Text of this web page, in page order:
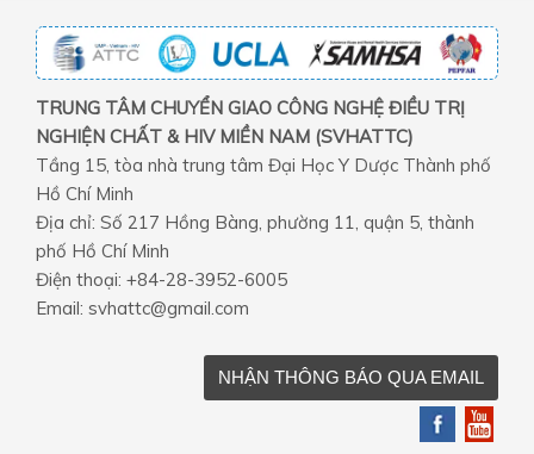
TRUNG TÂM CHUYỂN GIAO CÔNG NGHỆ ĐIỀU TRỊ
NGHIỆN CHẤT & HIV MIỀN NAM (SVHATTC)
Tầng 15, tòa nhà trung tâm Đại Học Y Dược Thành phố
Hồ Chí Minh
Địa chỉ: Số 217 Hồng Bàng, phường 11, quận 5, thành
phố Hồ Chí Minh
Điện thoại: +84-28-3952-6005
Email: svhattc@gmail.com
NHẬN THÔNG BÁO QUA EMAIL